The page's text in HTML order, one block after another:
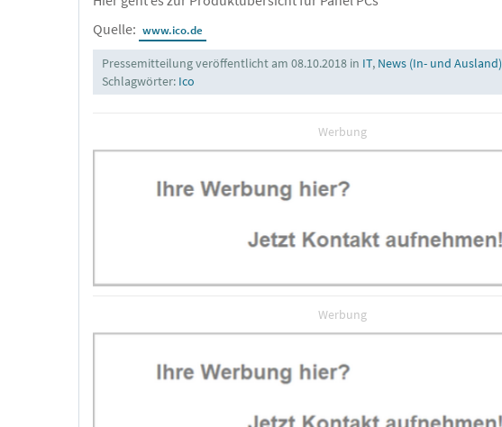
Quelle: www.ico.de
Pressemitteilung veröffentlicht am 08.10.2018 in IT, News (In- und Ausland)
Schlagwörter: Ico
Werbung
Werbung